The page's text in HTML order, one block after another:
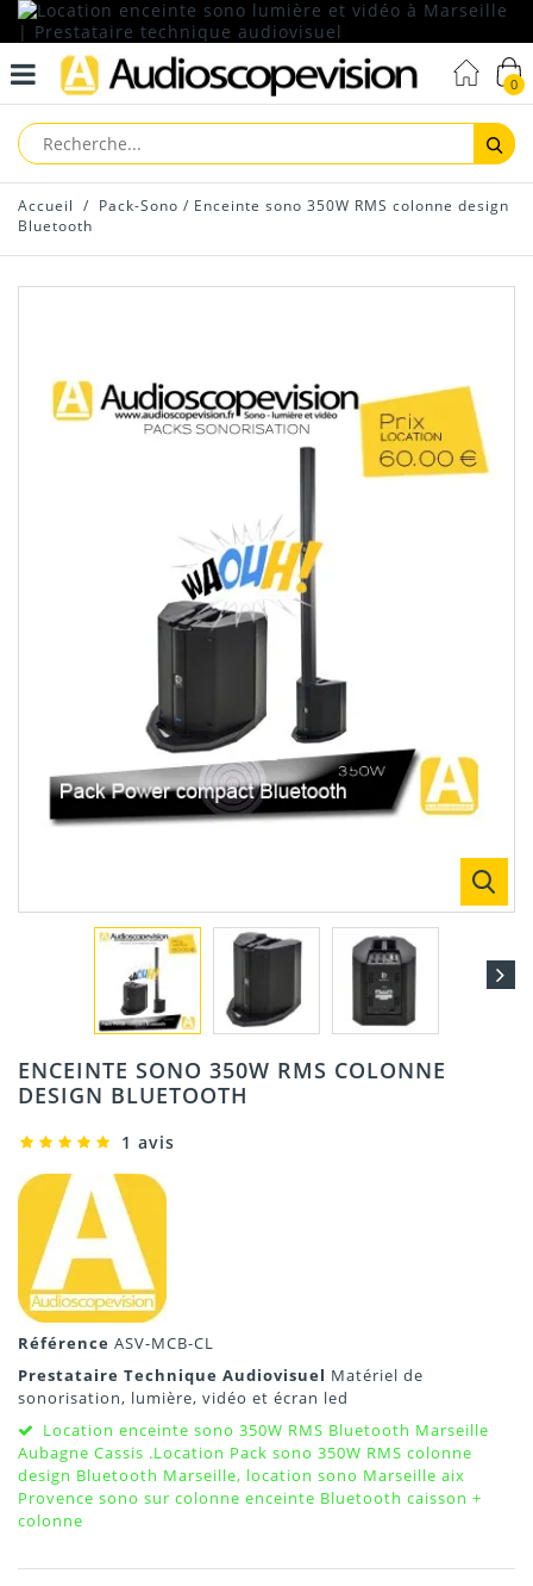
0
Accueil / Pack-Sono / Enceinte sono 350W RMS colonne design
Bluetooth
ENCEINTE SONO 350W RMS COLONNE
DESIGN BLUETOOTH
1 avis
Référence ASV-MCB-CL
Prestataire Technique Audiovisuel Matériel de
sonorisation, lumière, vidéo et écran led
Location enceinte sono 350W RMS Bluetooth Marseille
Aubagne Cassis .Location Pack sono 350W RMS colonne
design Bluetooth Marseille, location sono Marseille aix
Provence sono sur colonne enceinte Bluetooth caisson +
colonne